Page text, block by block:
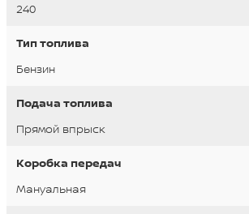
240
Тип топлива
Бензин
Подача топлива
Прямой впрыск
Коробка передач
Mануальная